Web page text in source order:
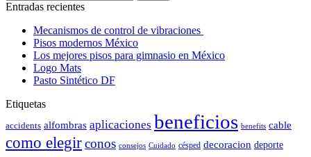
Entradas recientes
Mecanismos de control de vibraciones
Pisos modernos México
Los mejores pisos para gimnasio en México
Logo Mats
Pasto Sintético DF
Etiquetas
accidents alfombras aplicaciones beneficios benefits cable
como elegirconos consejos Cuidado césped decoracion deporte